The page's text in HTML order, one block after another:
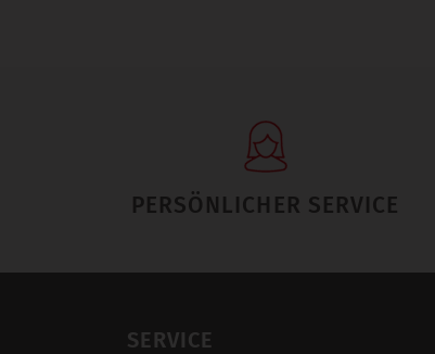
PERSÖNLICHER SERVICE
SERVICE